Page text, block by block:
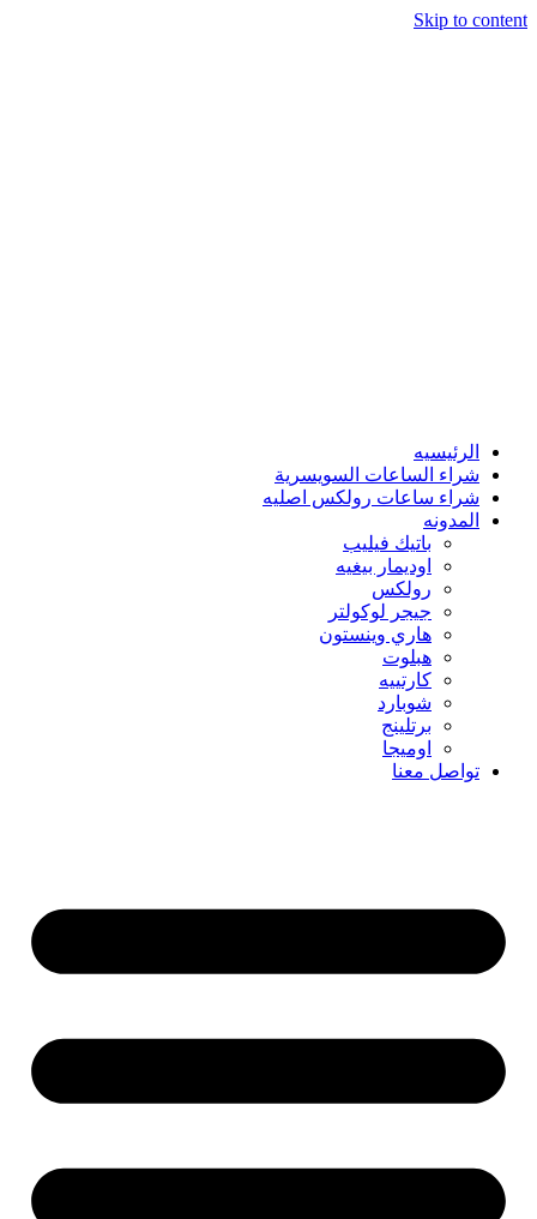
Skip to content
الرئيسيه
شراء الساعات السويسرية
شراء ساعات رولكس اصليه
المدونه
باتيك فيليب
اوديمار بيغيه
رولكس
جيجر لوكولتر
هاري وينستون
هبلوت
كارتييه
شوبارد
برتلينج
اوميجا
تواصل معنا